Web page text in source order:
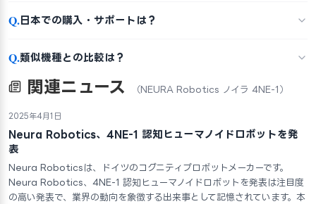
Q.日本での購入・サポートは？
Q.類似機種との比較は？
関連ニュース （NEURA Robotics ノイラ 4NE-1）
2025年4月1日
Neura Robotics、4NE-1 認知ヒューマノイドロボットを発
表
Neura Roboticsは、ドイツのコグニティブロボットメーカーです。
Neura Robotics、4NE-1 認知ヒューマノイドロボットを発表は注目度
の高い発表で、業界の動向を象徴する出来事として記憶されています。本